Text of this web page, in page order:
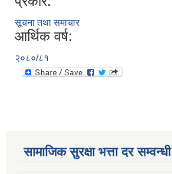
सूचना तथा समाचार
आर्थिक वर्ष:
२०८०/८१
सामाजिक सुरक्षा भत्ता दर